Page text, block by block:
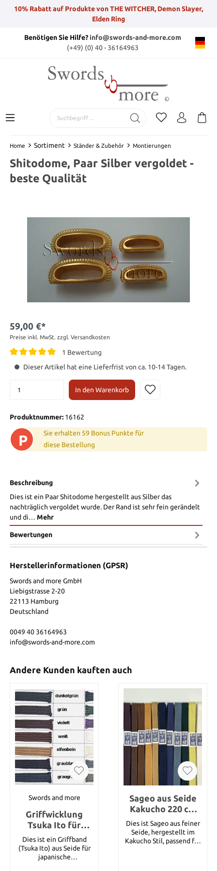
10% Rabatt auf Produkte von THE WITCHER, Demon Slayer,
Elden Ring
Benötigen Sie Hilfe?info@swords-and-more.com
(+49) (0) 40 - 36164963
Home Sortiment Ständer & Zubehör Montierungen
Shitodome, Paar Silber vergoldet -
beste Qualität
59,00 €*
Preise inkl. MwSt. zzgl. Versandkosten
1 Bewertung
Dieser Artikel hat eine Lieferfrist von ca. 10-14 Tagen.
In den Warenkorb
Produktnummer: 16162
P
Sie erhalten 59 Bonus Punkte für
diese Bestellung
Beschreibung
Dies ist ein Paar Shitodome hergestellt aus Silber das
nachträglich vergoldet wurde. Der Rand ist sehr fein gerändelt
und di… Mehr
Bewertungen
Herstellerinformationen (GPSR)
Swords and more GmbH
Liebigstrasse 2-20
22113 Hamburg
Deutschland
0049 40 36164963
info@swords-and-more.com
Andere Kunden kauften auch
Swords and more
Griffwicklung
Tsuka Ito für
Wakizashi 8 mm
Seide (1 Meter)
Dies ist ein Griffband
(Tsuka Ito) aus Seide für
japanische
Sageo aus Seide
Kakucho 220 cm
für Langschwert
Dies ist Sageo aus feiner
Seide, hergestellt im
Kakucho Stil, passend für